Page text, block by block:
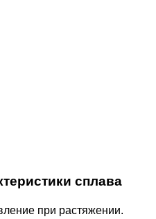
сплава
при растяжении.